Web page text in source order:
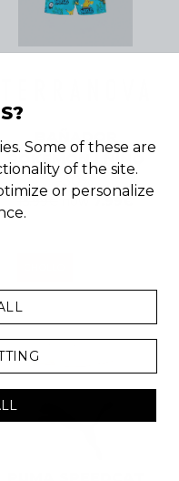
BAÑADOR
POKEMON | NIÑO
15.99 € now 7.99€
Some of these are
of the site.
or personalize